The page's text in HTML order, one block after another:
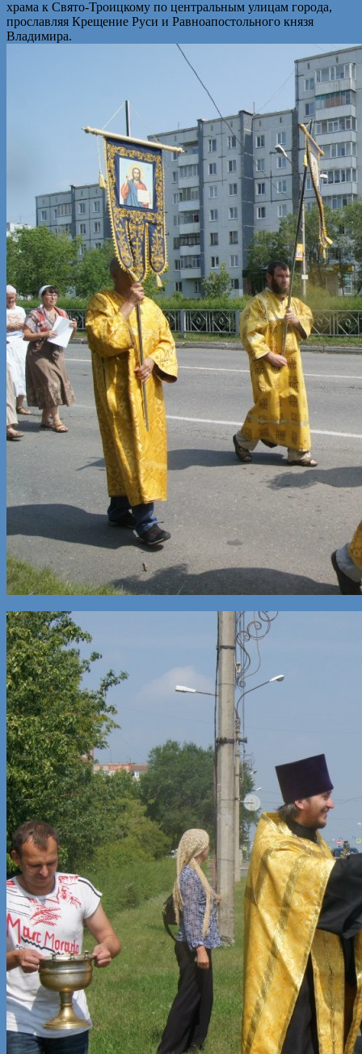
храма к Свято-Троицкому по центральным улицам города,
прославляя Крещение Руси и Равноапостольного князя
Владимира.